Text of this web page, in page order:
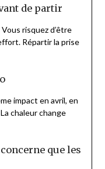
de partir
risquez d’être
Répartir la prise
impact en avril, en
chaleur change
que les